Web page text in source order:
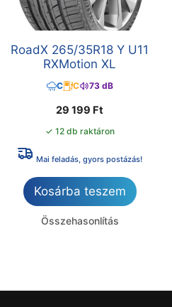
RoadX 265/35R18 Y U11
RXMotion XL
C C 73 dB
29 199 Ft
✓ 12 db raktáron
Mai feladás, gyors postázás!
Kosárba teszem
Összehasonlítás